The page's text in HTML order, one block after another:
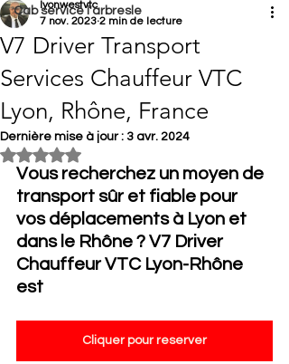
Cab service l'arbresle
V7 Driver Transport
Services Chauffeur VTC
Lyon, Rhône, France
lyonwestvtc
7 nov. 2023 2 min de lecture
Dernière mise à jour : 3 avr. 2024
Noté NaN étoiles sur 5.
Vous recherchez un moyen de
transport sûr et fiable pour
vos déplacements à Lyon et
dans le Rhône ? V7 Driver
Chauffeur VTC Lyon-Rhône
est
Cliquer pour reserver